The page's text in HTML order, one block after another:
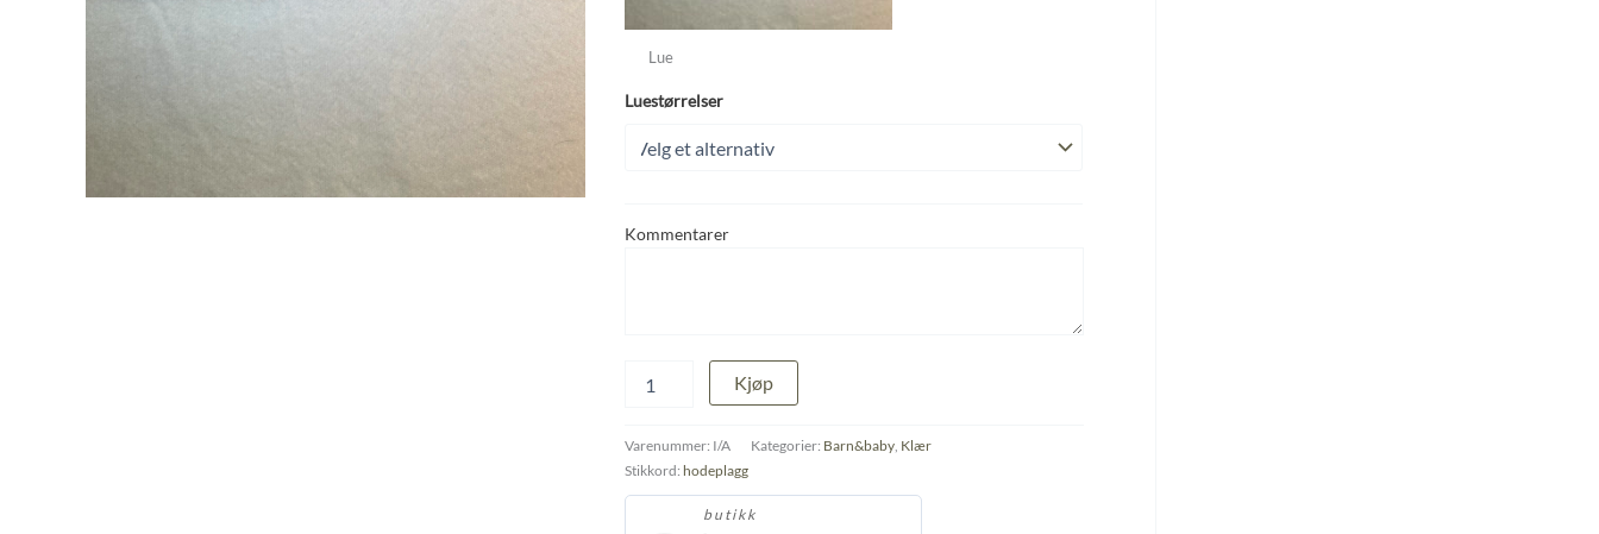
Lue
Luestørrelser
Kommentarer
antall
Kjøp
Varenummer: I/A Kategorier: Barn&baby Klær
Stikkord: hodeplagg
butikk